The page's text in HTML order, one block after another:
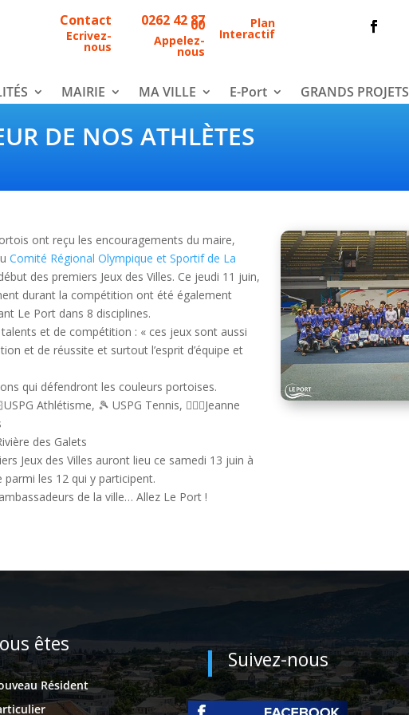
Contact
Ecrivez-
nous
0262 42 87
00
Appelez-
nous
Plan
Interactif
MAIRIE MA VILLE E-Port GRANDS PROJETS
DE NOS ATHLÈTES
ont reçu les encouragements du maire,
Comité Régional Olympique et Sportif de La
des premiers Jeux des Villes. Ce jeudi 11 juin,
durant la compétition ont été également
Le Port dans 8 disciplines.
et de compétition : « ces jeux sont aussi
et de réussite et surtout l’esprit d’équipe et
qui défendront les couleurs portoises.
Athlétisme, 🎾 USPG Tennis, 🏊🏼‍♂️Jeanne
des Galets
Jeux des Villes auront lieu ce samedi 13 juin à
les 12 qui y participent.
de la ville… Allez Le Port !
êtes
Résident
Suivez-nous